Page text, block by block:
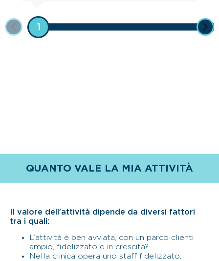
1
QUANTO VALE LA MIA ATTIVITÀ
Il valore dell’attività dipende da diversi fattori
tra i quali:
L’attività è ben avviata, con un parco clienti
ampio, fidelizzato e in crescita?
Nella clinica opera uno staff fidelizzato,